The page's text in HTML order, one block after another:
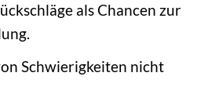
als Chancen zur
Schwierigkeiten nicht